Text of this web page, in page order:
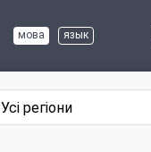
мова язык
Усі регіони